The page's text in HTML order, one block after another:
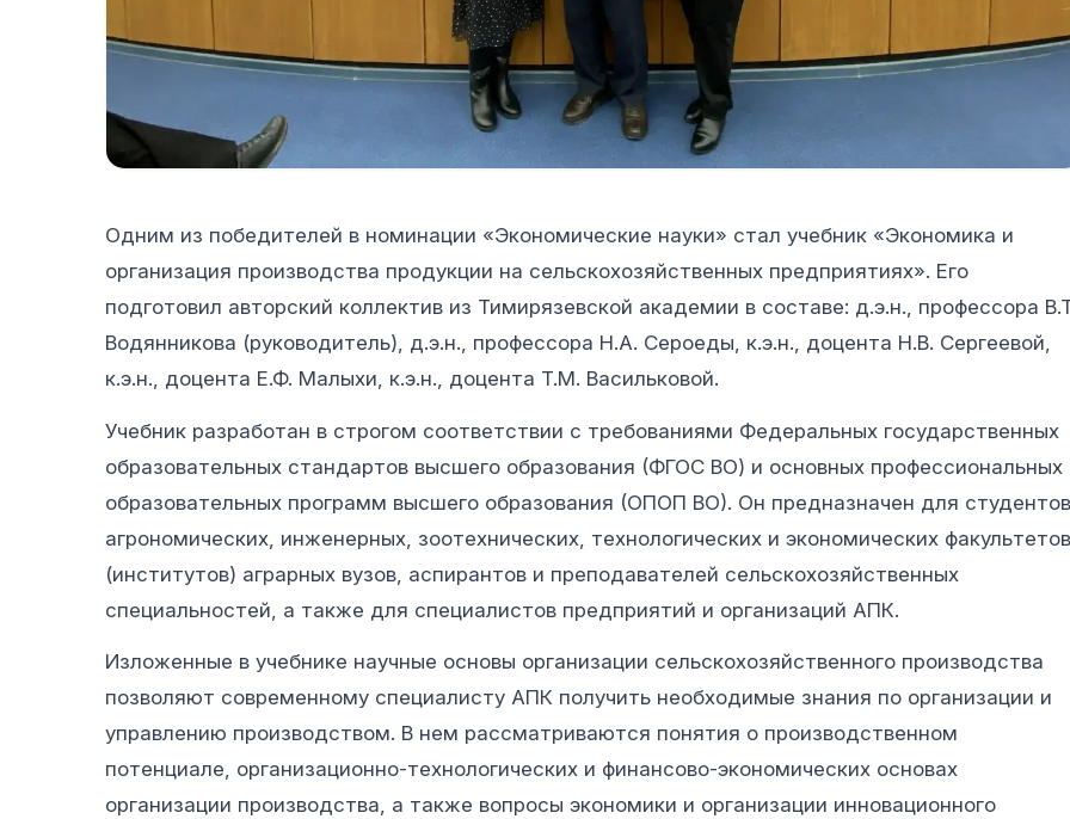
Одним из победителей в номинации «Экономические науки» стал учебник «Экономика и
организация производства продукции на сельскохозяйственных предприятиях». Его
подготовил авторский коллектив из Тимирязевской академии в составе: д.э.н., профессора
Водянникова (руководитель), д.э.н., профессора Н.А. Сероеды, к.э.н., доцента Н.В. Сергеевой,
к.э.н., доцента Е.Ф. Малыхи, к.э.н., доцента Т.М. Васильковой.
Учебник разработан в строгом соответствии с требованиями Федеральных государственных
образовательных стандартов высшего образования (ФГОС ВО) и основных профессиональных
образовательных программ высшего образования (ОПОП ВО). Он предназначен для студентов
агрономических, инженерных, зоотехнических, технологических и экономических факультетов
(институтов) аграрных вузов, аспирантов и преподавателей сельскохозяйственных
специальностей, а также для специалистов предприятий и организаций АПК.
Изложенные в учебнике научные основы организации сельскохозяйственного производства
позволяют современному специалисту АПК получить необходимые знания по организации и
управлению производством. В нем рассматриваются понятия о производственном
потенциале, организационно-технологических и финансово-экономических основах
организации производства, а также вопросы экономики и организации инновационного